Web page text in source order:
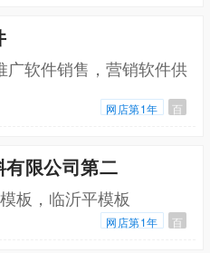
广软件销售，营销软件供
网店第1年 百
限公司第二
板，临沂平模板
网店第1年 百